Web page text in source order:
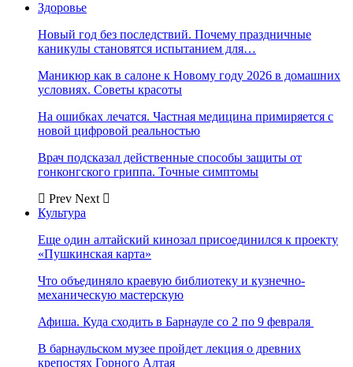
Здоровье
Новый год без последствий. Почему праздничные
каникулы становятся испытанием для…
Маникюр как в салоне к Новому году 2026 в домашних
условиях. Советы красоты
На ошибках лечатся. Частная медицина примиряется с
новой цифровой реальностью
Врач подсказал действенные способы защиты от
гонконгского гриппа. Точные симптомы
Prev Next
Культура
Еще один алтайский кинозал присоединился к проекту
«Пушкинская карта»
Что объединяло краевую библиотеку и кузнечно-
механическую мастерскую
Афиша. Куда сходить в Барнауле со 2 по 9 февраля
В барнаульском музее пройдет лекция о древних
крепостях Горного Алтая